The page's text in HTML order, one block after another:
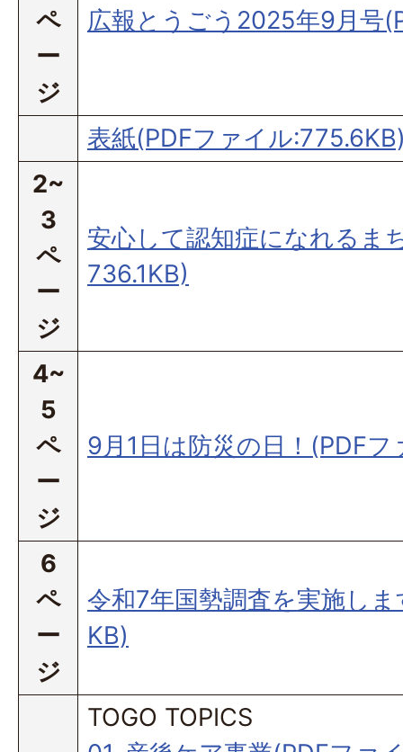
ペ
ー
ジ
広報とうごう2025年9月号
表紙(PDFファイル
2~
3
ペ
ー
ジ
安心して認知症になれるま
736.1KB)
4~
5
ペ
ー
ジ
9月1日は防災の日！(PDFフ
6
ペ
ー
ジ
令和7年国勢調査を実施し
KB)
TOGO TOPICS